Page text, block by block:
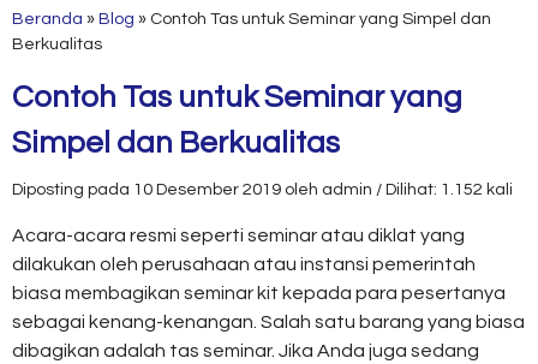
Beranda » Blog » Contoh Tas untuk Seminar yang Simpel dan
Berkualitas
Contoh Tas untuk Seminar yang
Simpel dan Berkualitas
Diposting pada 10 Desember 2019 oleh admin / Dilihat: 1.152 kali
Acara-acara resmi seperti seminar atau diklat yang
dilakukan oleh perusahaan atau instansi pemerintah
biasa membagikan seminar kit kepada para pesertanya
sebagai kenang-kenangan. Salah satu barang yang biasa
dibagikan adalah tas seminar. Jika Anda juga sedang